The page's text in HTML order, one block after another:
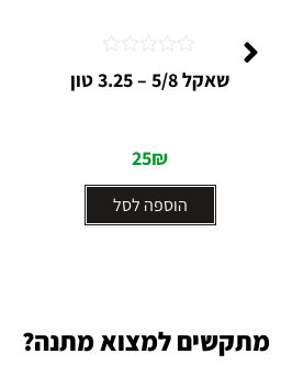
שאקל 5/8 – 3.25 טון
25₪
הוספה לסל
0
מתקשים למצוא מתנה?